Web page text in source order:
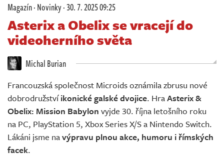
Redakce
Živě
Magazín·Novinky·30. 7. 2025 09:25
Asterix a Obelix se vracejí do
videoherního světa
Michal Burian
Francouzská společnost Microids oznámila zbrusu nové
dobrodružstvíikonické galské dvojice. HraAsterix &
Obelix: Mission Babylon vyjde 30. října letošního roku
na PC, PlayStation 5, Xbox Series X/S a Nintendo Switch.
Lákáni jsme navýpravu plnou akce, humoru i římských
facek.